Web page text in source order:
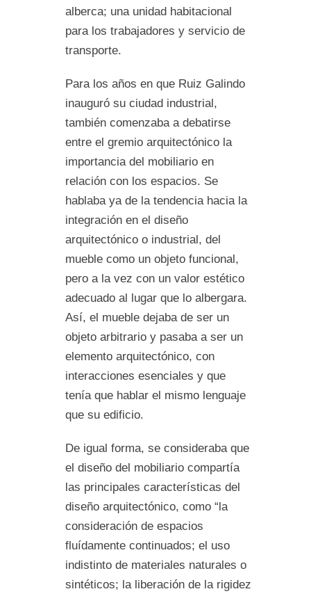
alberca; una unidad habitacional
para los trabajadores y servicio de
transporte.
Para los años en que Ruiz Galindo
inauguró su ciudad industrial,
también comenzaba a debatirse
entre el gremio arquitectónico la
importancia del mobiliario en
relación con los espacios. Se
hablaba ya de la tendencia hacia la
integración en el diseño
arquitectónico o industrial, del
mueble como un objeto funcional,
pero a la vez con un valor estético
adecuado al lugar que lo albergara.
Así, el mueble dejaba de ser un
objeto arbitrario y pasaba a ser un
elemento arquitectónico, con
interacciones esenciales y que
tenía que hablar el mismo lenguaje
que su edificio.
De igual forma, se consideraba que
el diseño del mobiliario compartía
las principales características del
diseño arquitectónico, como “la
consideración de espacios
fluídamente continuados; el uso
indistinto de materiales naturales o
sintéticos; la liberación de la rigidez